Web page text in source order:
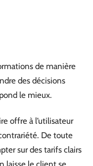
de manière
des décisions
le mieux.
offre à l’utilisateur
De toute
sur des tarifs clairs
laisse le client se